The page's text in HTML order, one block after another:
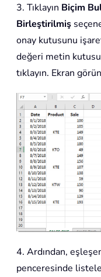
3. Tıklayın Biçim
Birleştirilmiş
onay kutusunu
değeri metin
tıklayın. Ekran
4. Ardından,
penceresinde